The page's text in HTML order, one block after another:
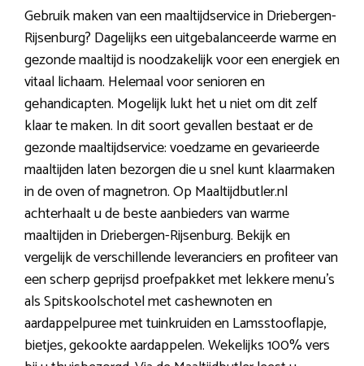
Gebruik maken van een maaltijdservice in Driebergen-
Rijsenburg? Dagelijks een uitgebalanceerde warme en
gezonde maaltijd is noodzakelijk voor een energiek en
vitaal lichaam. Helemaal voor senioren en
gehandicapten. Mogelijk lukt het u niet om dit zelf
klaar te maken. In dit soort gevallen bestaat er de
gezonde maaltijdservice: voedzame en gevarieerde
maaltijden laten bezorgen die u snel kunt klaarmaken
in de oven of magnetron. Op Maaltijdbutler.nl
achterhaalt u de beste aanbieders van warme
maaltijden in Driebergen-Rijsenburg. Bekijk en
vergelijk de verschillende leveranciers en profiteer van
een scherp geprijsd proefpakket met lekkere menu’s
als Spitskoolschotel met cashewnoten en
aardappelpuree met tuinkruiden en Lamsstooflapje,
bietjes, gekookte aardappelen. Wekelijks 100% vers